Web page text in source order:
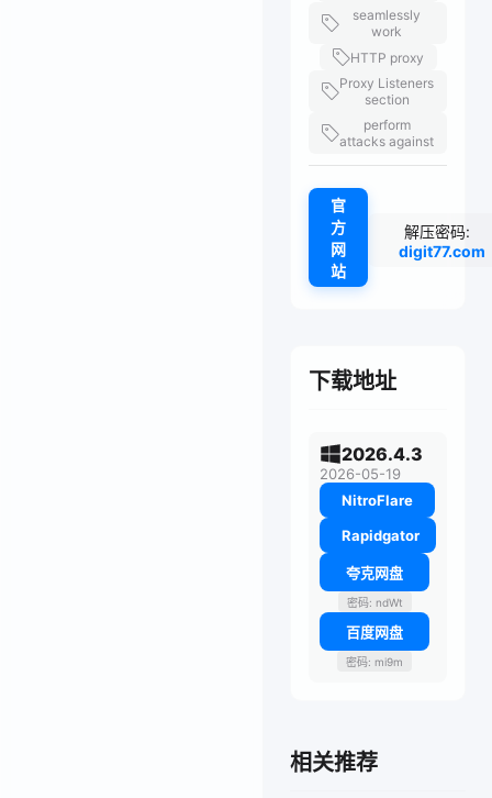
seamlessly
work
HTTP proxy
Proxy Listeners
section
perform
attacks against
官
方
网
站
解压密码:
digit77.com
下载地址
2026.4.3
2026-05-19
NitroFlare
Rapidgator
夸克网盘
密码: ndWt
百度网盘
密码: mi9m
相关推荐